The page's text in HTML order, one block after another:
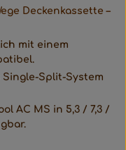
Deckenkassette –
mit einem
Split-System
AC MS in 5,3 / 7,3 /